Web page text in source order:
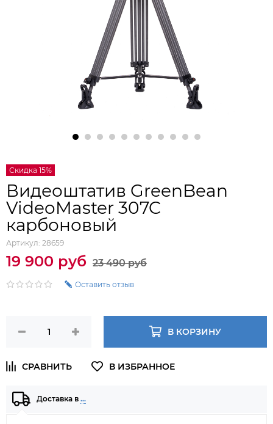
Скидка 15%
Видеоштатив GreenBean
VideoMaster 307C
карбоновый
Артикул: 28659
19 900 руб 23 490 руб
Оставить отзыв
В КОРЗИНУ
Доставка в …